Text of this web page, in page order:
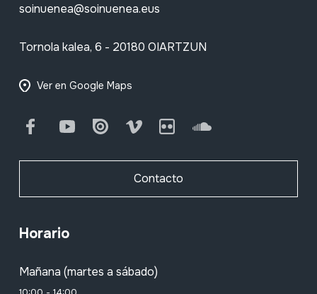
soinuenea@soinuenea.eus
Tornola kalea, 6 - 20180 OIARTZUN
Ver en Google Maps
FacebookYoutube Issuu Vimeo Flickr SoundCloud
Contacto
Horario
Mañana (martes a sábado)